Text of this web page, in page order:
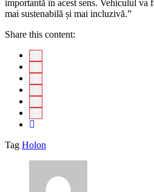
importantă în acest sens. Vehiculul va
mai sustenabilă și mai incluzivă.”
Share this content:
Tag Holon